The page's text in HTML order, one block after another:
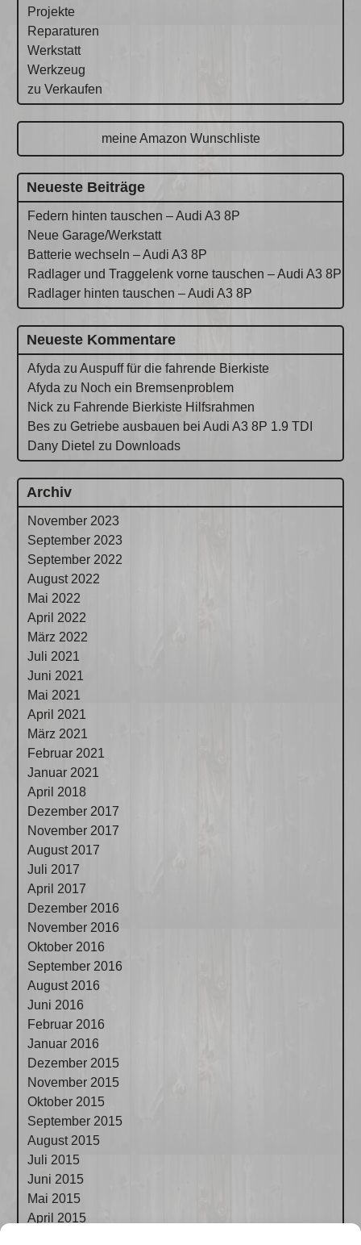
Projekte
Reparaturen
Werkstatt
Werkzeug
zu Verkaufen
meine Amazon Wunschliste
Neueste Beiträge
Federn hinten tauschen – Audi A3 8P
Neue Garage/Werkstatt
Batterie wechseln – Audi A3 8P
Radlager und Traggelenk vorne tauschen – Audi A3 8P
Radlager hinten tauschen – Audi A3 8P
Neueste Kommentare
Afyda zuAuspuff für die fahrende Bierkiste
Afyda zu Noch ein Bremsenproblem
Nick zu Fahrende Bierkiste Hilfsrahmen
Bes zuGetriebe ausbauen bei Audi A3 8P 1.9 TDI
Dany Dietel zu Downloads
Archiv
November 2023
September 2023
September 2022
August 2022
Mai 2022
April 2022
März 2022
Juli 2021
Juni 2021
Mai 2021
April 2021
März 2021
Februar 2021
Januar 2021
April 2018
Dezember 2017
November 2017
August 2017
Juli 2017
April 2017
Dezember 2016
November 2016
Oktober 2016
September 2016
August 2016
Juni 2016
Februar 2016
Januar 2016
Dezember 2015
November 2015
Oktober 2015
September 2015
August 2015
Juli 2015
Juni 2015
Mai 2015
April 2015